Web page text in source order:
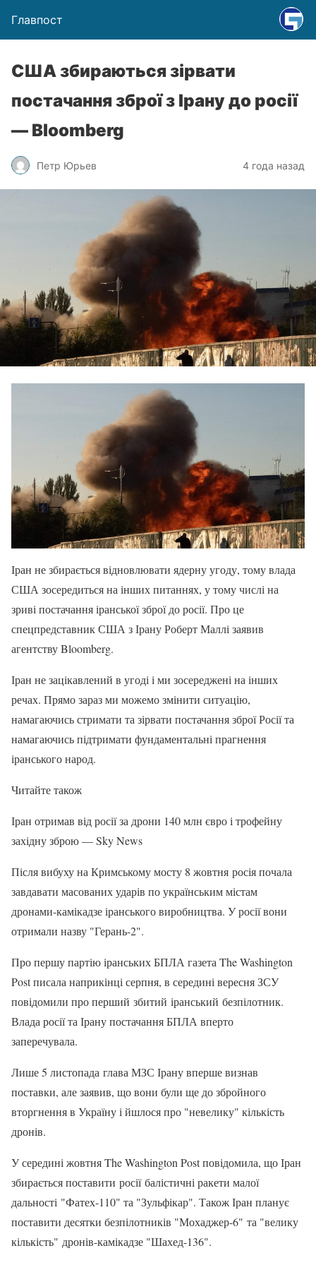
Главпост
США збираються зірвати
постачання зброї з Ірану до росії
— Bloomberg
Петр Юрьев 4 года назад
Іран не збирається відновлювати ядерну угоду, тому влада
США зосередиться на інших питаннях, у тому числі на
зриві постачання іранської зброї до росії. Про це
спецпредставник США з Ірану Роберт Маллі заявив
агентству Bloomberg.
Іран не зацікавлений в угоді і ми зосереджені на інших
речах. Прямо зараз ми можемо змінити ситуацію,
намагаючись стримати та зірвати постачання зброї Росії та
намагаючись підтримати фундаментальні прагнення
іранського народ.
Читайте також
Іран отримав від росії за дрони 140 млн євро і трофейну
західну зброю — Sky News
Після вибуху на Кримському мосту 8 жовтня росія почала
завдавати масованих ударів по українським містам
дронами-камікадзе іранського виробництва. У росії вони
отримали назву "Герань-2".
Про першу партію іранських БПЛА газета The Washington
Post писала наприкінці серпня, в середині вересня ЗСУ
повідомили про перший збитий іранський безпілотник.
Влада росії та Ірану постачання БПЛА вперто
заперечувала.
Лише 5 листопада глава МЗС Ірану вперше визнав
поставки, але заявив, що вони були ще до збройного
вторгнення в Україну і йшлося про "невелику" кількість
дронів.
У середині жовтня The Washington Post повідомила, що Іран
збирається поставити росії балістичні ракети малої
дальності "Фатех-110" та "Зульфікар". Також Іран планує
поставити десятки безпілотників "Мохаджер-6" та "велику
кількість" дронів-камікадзе "Шахед-136".